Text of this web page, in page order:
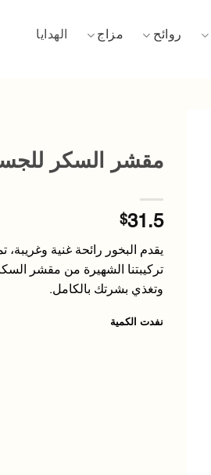
روائح مزاج الهدايا
مقشر السكر للجسم
$31.5
يقدم البخور رائحة غنية
تركيبتنا الشهيرة من مقشر
وتغذي بشرتك بالكامل.
نفدت الكمية